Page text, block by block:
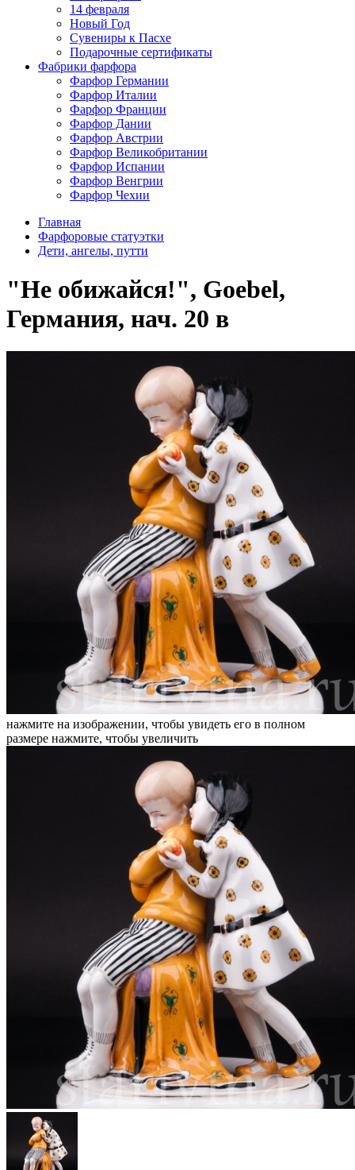
14 февраля
Новый Год
Сувениры к Пасхе
Подарочные сертификаты
Фабрики фарфора
Фарфор Германии
Фарфор Италии
Фарфор Франции
Фарфор Дании
Фарфор Австрии
Фарфор Великобритании
Фарфор Испании
Фарфор Венгрии
Фарфор Чехии
Главная
Фарфоровые статуэтки
Дети, ангелы, путти
"Не обижайся!", Goebel,
Германия, нач. 20 в
нажмите на изображении, чтобы увидеть его в полном
размере нажмите, чтобы увеличить